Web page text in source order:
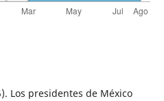
Los presidentes de México